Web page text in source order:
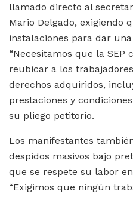
llamado directo al
Mario Delgado, exigiendo
instalaciones para dar
“Necesitamos que la
reubicar a los
derechos adquiridos,
prestaciones y
su pliego petitorio.
Los manifestantes
despidos masivos bajo
que se respete su labor
“Exigimos que ningún